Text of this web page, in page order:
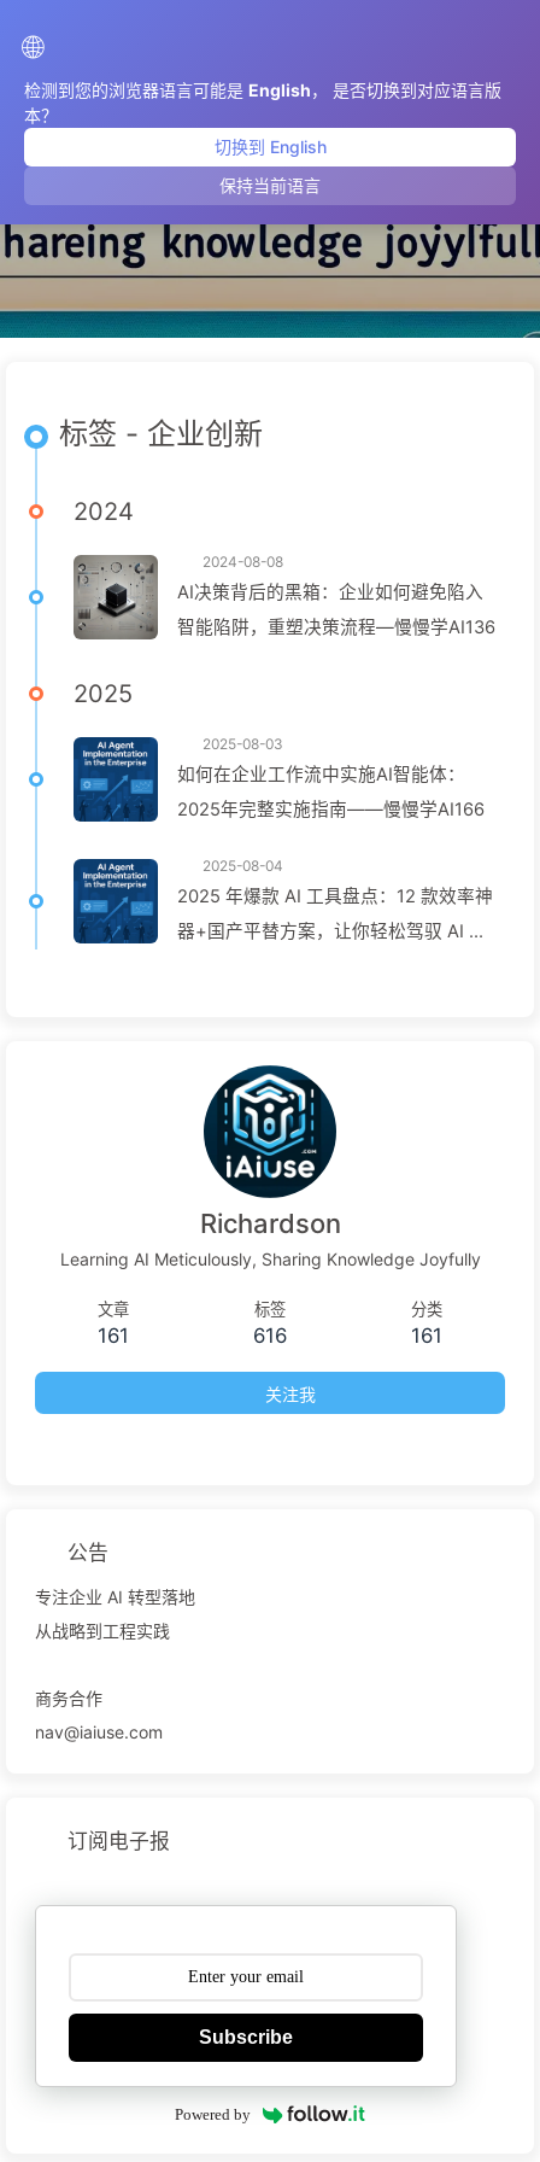
🌐
检测到您的浏览器语言可能是 English， 是否切换到对应语言版
本？
切换到 English
保持当前语言
企业创新
标签 - 企业创新
2024
2024-08-08
AI决策背后的黑箱：企业如何避免陷入
智能陷阱，重塑决策流程—慢慢学AI136
2025
2025-08-03
如何在企业工作流中实施AI智能体：
2025年完整实施指南——慢慢学AI166
2025-08-04
2025 年爆款 AI 工具盘点：12 款效率神
器+国产平替方案，让你轻松驾驭 AI 时
Richardson
Learning AI Meticulously, Sharing Knowledge Joyfully
文章
161
标签
616
分类
161
关注我
公告
专注企业 AI 转型落地
从战略到工程实践
商务合作
nav@iaiuse.com
订阅电子报
Subscribe
Powered by